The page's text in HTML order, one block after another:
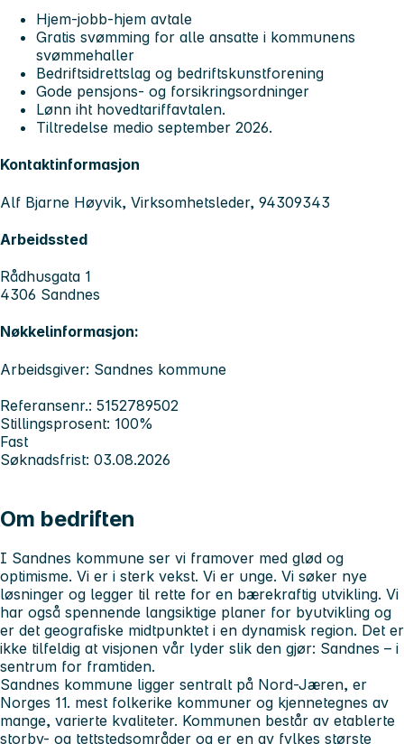
Hjem-jobb-hjem avtale
Gratis svømming for alle ansatte i kommunens
svømmehaller
Bedriftsidrettslag og bedriftskunstforening
Gode pensjons- og forsikringsordninger
Lønn iht hovedtariffavtalen.
Tiltredelse medio september 2026.
Kontaktinformasjon
Alf Bjarne Høyvik, Virksomhetsleder, 94309343
Arbeidssted
Rådhusgata 1
4306 Sandnes
Nøkkelinformasjon:
Arbeidsgiver: Sandnes kommune
Referansenr.: 5152789502
Stillingsprosent: 100%
Fast
Søknadsfrist: 03.08.2026
Om bedriften
I Sandnes kommune ser vi framover med glød og
optimisme. Vi er i sterk vekst. Vi er unge. Vi søker nye
løsninger og legger til rette for en bærekraftig utvikling. Vi
har også spennende langsiktige planer for byutvikling og
er det geografiske midtpunktet i en dynamisk region. Det er
ikke tilfeldig at visjonen vår lyder slik den gjør: Sandnes – i
sentrum for framtiden.
Sandnes kommune ligger sentralt på Nord-Jæren, er
Norges 11. mest folkerike kommuner og kjennetegnes av
mange, varierte kvaliteter. Kommunen består av etablerte
storby- og tettstedsområder og er en av fylkes største